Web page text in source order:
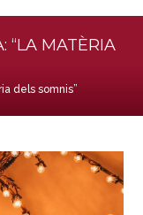
“LA MATÈRIA
dels somnis”